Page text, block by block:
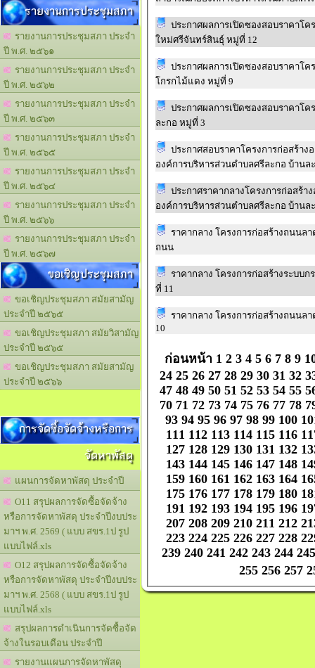
รายงานการประชุมสภา
รายงานการประชุมสภา ประจำ
ปี พ.ศ. ๒๕๖๑
รายงานการประชุมสภา ประจำ
ปี พ.ศ. ๒๕๖๒
รายงานการประชุมสภา ประจำ
ปี พ.ศ. ๒๕๖๓
รายงานการประชุมสภา ประจำ
ปี พ.ศ. ๒๕๖๕
รายงานการประชุมสภา ประจำ
ปี พ.ศ. ๒๕๖๔
รายงานการประชุมสภา ประจำ
ปี พ.ศ. ๒๕๖๖
รายงานการประชุมสภา ประจำ
ปี พ.ศ. ๒๕๖๗
ขอเชิญประชุมสภา
ขอเชิญประชุมสภา สมัยสามัญ
ประจำปี ๒๕๖๕
ขอเชิญประชุมสภา สมัยวิสามัญ
ประจำปี ๒๕๖๕
ขอเชิญประชุมสภา สมัยสามัญ
ประจำปี ๒๕๖๖
การจัดซื้อจัดจ้างหรือการ
จัดหาพัสดุ
แผนการจัดหาพัสดุ ประจำปี
O11 สรุปผลการจัดซื้อจัดจ้าง
หรือการจัดหาพัสดุ ประจำปีงบประ
มาฯ พ.ศ. 2569 ( แบบ สขร.1ป รูป
แบบไฟล์.xls
O12 สรุปผลการจัดซื้อจัดจ้าง
หรือการจัดหาพัสดุ ประจำปีงบประ
มาฯ พ.ศ. 2568 ( แบบ สขร.1ป รูป
แบบไฟล์.xls
สรุปผลการดำเนินการจัดซื้อจัด
จ้างในรอบเดือน ประจำปี
รายงานแผนการจัดหาพัสดุ
ประกาศผลการเปิดซองสอบราคาโคร
ใหม่ศรีจันทร์สินธุ์ หมู่ที่ 12
ประกาศผลการเปิดซองสอบราคาโคร
โกรกไม้แดง หมู่ที่ 9
ประกาศผลการเปิดซองสอบราคาโคร
ละกอ หมู่ที่ 3
ประกาศสอบราคาโครงการก่อสร้า
ประกาศราคากลางโครงการก่อสร้
ราคากลาง โครงการก่อสร้างถนนล
ถนน
ราคากลาง โครงการก่อสร้างระบบ
ที่ 11
ราคากลาง โครงการก่อสร้างถนนล
10
ก่อนหน้า 1 2 3 4 5 6 7 8 9
24 25 26 27 28 29 30 31 32
47 48 49 50 51 52 53 54 55
70 71 72 73 74 75 76 77 78
93 94 95 96 97 98 99 100
111 112 113 114 115 116
127 128 129 130 131 132
143 144 145 146 147 148
159 160 161 162 163 164
175 176 177 178 179 180
191 192 193 194 195 196
207 208 209 210 211 212
223 224 225 226 227 228
239 240 241 242 243 244 245
255 256 257